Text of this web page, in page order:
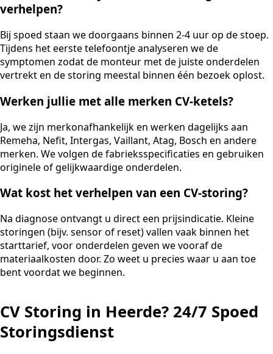
verhelpen?
Bij spoed staan we doorgaans binnen 2-4 uur op de stoep.
Tijdens het eerste telefoontje analyseren we de
symptomen zodat de monteur met de juiste onderdelen
vertrekt en de storing meestal binnen één bezoek oplost.
Werken jullie met alle merken CV-ketels?
Ja, we zijn merkonafhankelijk en werken dagelijks aan
Remeha, Nefit, Intergas, Vaillant, Atag, Bosch en andere
merken. We volgen de fabrieksspecificaties en gebruiken
originele of gelijkwaardige onderdelen.
Wat kost het verhelpen van een CV-storing?
Na diagnose ontvangt u direct een prijsindicatie. Kleine
storingen (bijv. sensor of reset) vallen vaak binnen het
starttarief, voor onderdelen geven we vooraf de
materiaalkosten door. Zo weet u precies waar u aan toe
bent voordat we beginnen.
CV Storing in Heerde? 24/7 Spoed
Storingsdienst